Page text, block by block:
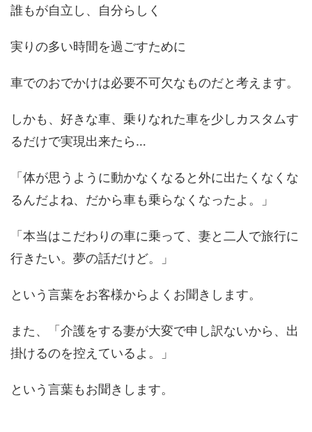
誰もが自立し、自分らしく
実りの多い時間を過ごすために
車でのおでかけは必要不可欠なものだと考えます。
しかも、好きな車、乗りなれた車を少しカスタムす
るだけで実現出来たら…
「体が思うように動かなくなると外に出たくなくな
るんだよね、 だから車も乗らなくなったよ。」
「本当はこだわりの車に乗って、 妻と二人で旅行に
行きたい。夢の話だけど。」
という言葉をお客様からよくお聞きします。
また、「介護をする妻が大変で申し訳ないから、 出
掛けるのを控えているよ。」
という言葉もお聞きします。